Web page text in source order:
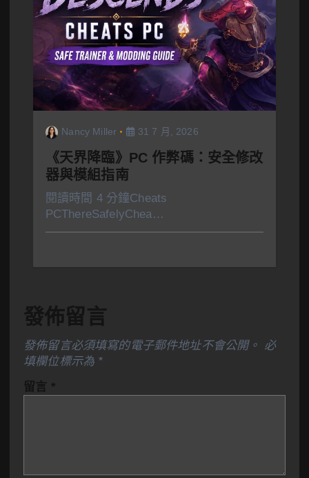
Nancy Miller 31 7 月, 2026
《天界降臨》PC 作弊碼：安全修改
器與模組指南
閱讀時間 4 分鐘Cheats
PCThereSafelyChea…
發佈留言
發佈留言必須填寫的電子郵件地址不會公開。 必
填欄位標示為 *
留言 *